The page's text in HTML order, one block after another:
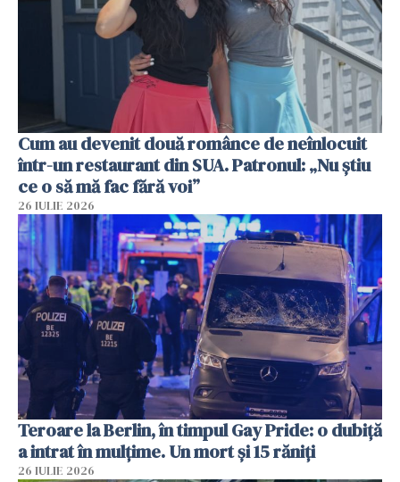
Cum au devenit două românce de neînlocuit
într-un restaurant din SUA. Patronul: „Nu știu
ce o să mă fac fără voi”
26 IULIE 2026
Teroare la Berlin, în timpul Gay Pride: o dubiță
a intrat în mulțime. Un mort și 15 răniți
26 IULIE 2026